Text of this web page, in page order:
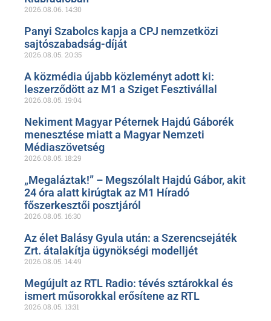
2026.08.06. 14:30
Panyi Szabolcs kapja a CPJ nemzetközi
sajtószabadság-díját
2026.08.05. 20:35
A közmédia újabb közleményt adott ki:
leszerződött az M1 a Sziget Fesztivállal
2026.08.05. 19:04
Nekiment Magyar Péternek Hajdú Gáborék
menesztése miatt a Magyar Nemzeti
Médiaszövetség
2026.08.05. 18:29
„Megaláztak!” – Megszólalt Hajdú Gábor, akit
24 óra alatt kirúgtak az M1 Híradó
főszerkesztői posztjáról
2026.08.05. 16:30
Az élet Balásy Gyula után: a Szerencsejáték
Zrt. átalakítja ügynökségi modelljét
2026.08.05. 14:49
Megújult az RTL Radio: tévés sztárokkal és
ismert műsorokkal erősítene az RTL
2026.08.05. 13:31